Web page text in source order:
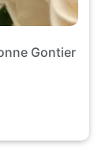
Gontier